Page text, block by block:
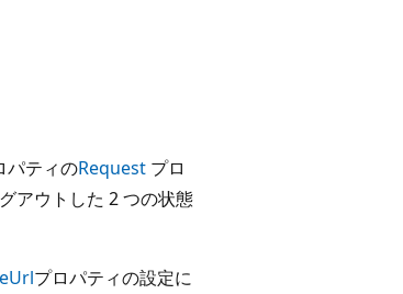
パティのRequest プロ
アウトした 2 つの状態
プロパティの設定に